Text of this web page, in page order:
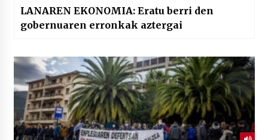
LANAREN EKONOMIA: Eratu berri den
gobernuaren erronkak aztergai